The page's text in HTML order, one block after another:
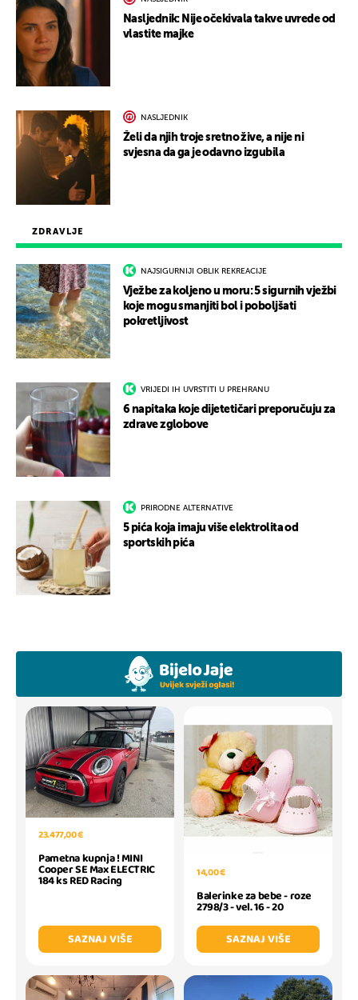
ZDRAVLJE
NAJSIGURNIJI OBLIK REKREACIJE
Vježbe za koljeno u moru: 5 sigurnih vježbi
koje mogu smanjiti bol i poboljšati
pokretljivost
VRIJEDI IH UVRSTITI U PREHRANU
6 napitaka koje dijetetičari preporučuju za
zdrave zglobove
PRIRODNE ALTERNATIVE
5 pića koja imaju više elektrolita od
sportskih pića
Nasljednik: Nije očekivala takve uvrede od
vlastite majke
NASLJEDNIK
Želi da njih troje sretno žive, a nije ni
svjesna da ga je odavno izgubila
23.477,00 €
Pametna kupnja ! MINI
Cooper SE Max ELECTRIC
184 ks RED Racing
SAZNAJ VIŠE
14,00 €
Balerinke za bebe - roze
2798/3 - vel. 16 - 20
SAZNAJ VIŠE